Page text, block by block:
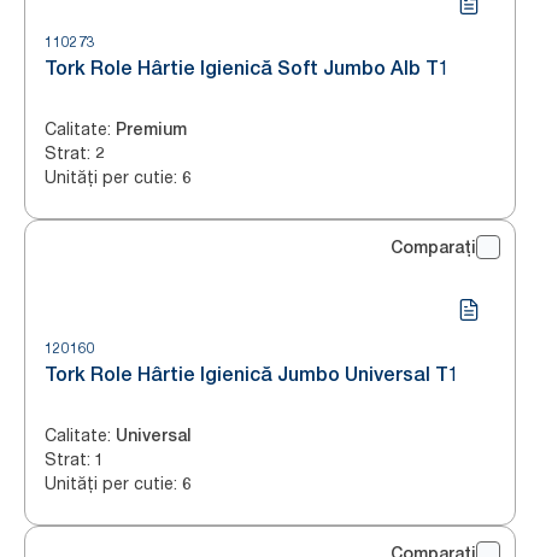
110273
Tork Role Hârtie Igienică Soft Jumbo Alb T1
Calitate: Premium
Strat: 2
Unități per cutie: 6
Comparați
120160
Tork Role Hârtie Igienică Jumbo Universal T1
Calitate: Universal
Strat: 1
Unități per cutie: 6